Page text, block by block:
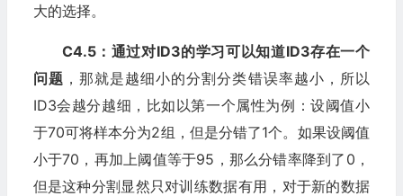
大的选择。
C4.5：通过对ID3的学习可以知道ID3存在一个
问题 ，那就是越细小的分割分类错误率越小，所以
ID3会越分越细，比如以第一个属性为例：设阈值小
于70可将样本分为2组，但是分错了1个。如果设阈值
小于70，再加上阈值等于95，那么分错率降到了0，
但是这种分割显然只对训练数据有用，对于新的数据